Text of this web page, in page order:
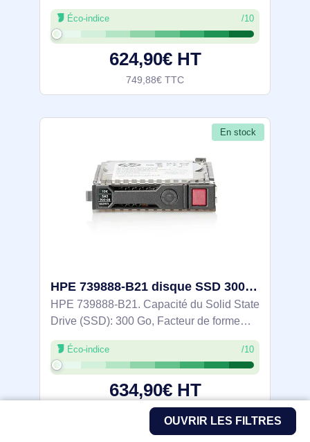
OUVRIR LES FILTRES
SSD: 2.5", Taux de transfert des données:
6 Gbit/s, composant pour: Serveur/Station
de travail
Éco-indice /10
624,90€ HT
749,88€ TTC
En stock
HPE 739888-B21 disque SSD 300 Go 2.5" Série ATA III
HPE 739888-B21. Capacité du Solid State
Drive (SSD): 300 Go, Facteur de forme
SSD: 2.5", Vitesse de lecture: 475 Mo/s,
Vitesse d'écriture: 250 Mo/s, Taux de
transfert des données: 6 Gbit/s
Éco-indice /10
634,90€ HT
761,88€ TTC